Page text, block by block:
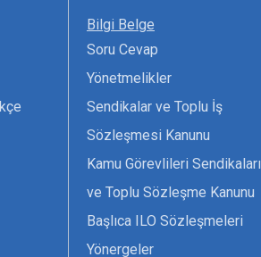
Bilgi Belge
Soru Cevap
Yönetmelikler
Sendikalar ve Toplu İş
Sözleşmesi Kanunu
Kamu Görevlileri Sendikaları
ve Toplu Sözleşme Kanunu
Başlıca ILO Sözleşmeleri
Yönergeler